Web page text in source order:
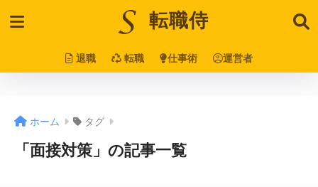
転職侍
退職 転職 仕事術 運営者
ホーム タグ
「面接対策」の記事一覧